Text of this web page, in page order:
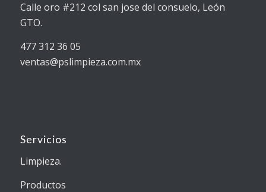
Calle oro #212 col san jose del consuelo, León
GTO.
477 312 36 05
ventas@pslimpieza.com.mx
Servicios
Limpieza.
Productos